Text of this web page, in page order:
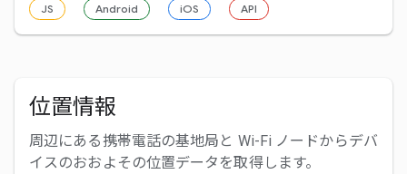
JS Android iOS API
位置情報
周辺にある携帯電話の基地局と Wi-Fi ノードからデバ
イスのおおよその位置データを取得します。